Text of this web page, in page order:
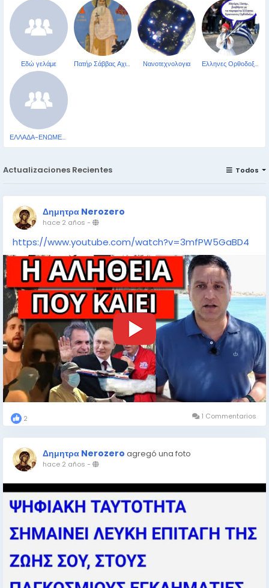
Εδώ γελάμε Πατήρ Σάββας Αχιλλέως Νανοτεχνολογια Ελληνες Ορθοδοξοι Χριστιανοι Δημοσιογραφ&omicr
ΕΛΛΑΔΑ-ΕΝΩΜΕΝΗ-ΠΟΤΕ-ΝΙΚΗΜΕΝΗ-ΕΛΛΑΣ-ΕΛΛΑΣ
Actualizaciones Recientes Todos
Δημητρα Nerozero
hace 2 años -
https://www.youtube.com/watch?v=3mfPW5GaBD4
2 1 Commentarios
Δημητρα Nerozero agregó una foto
hace 2 años -